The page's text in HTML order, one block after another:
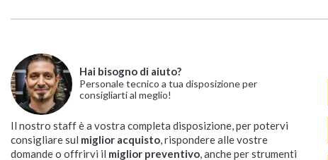
Hai bisogno di aiuto?
Personale tecnico a tua disposizione per
consigliarti al meglio!
Il nostro staff è a vostra completa disposizione, per potervi
consigliare sul miglior acquisto, rispondere alle vostre
domande o offrirvi il miglior preventivo, anche per strumenti